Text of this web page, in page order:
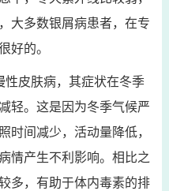
大多数银屑病患者，在专
好的。
皮肤病，其症状在冬季
轻。这是因为冬季气候严
时间减少，活动量降低，
情产生不利影响。相比之
多，有助于体内毒素的排